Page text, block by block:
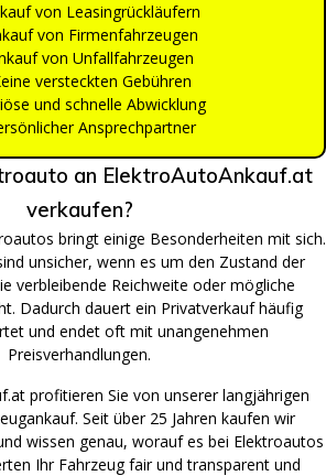
von Leasingrückläufern
von Firmenfahrzeugen
von Unfallfahrzeugen
versteckten Gebühren
und schnelle Abwicklung
Ansprechpartner
an ElektroAutoAnkauf.at
verkaufen?
bringt einige Besonderheiten mit sich.
unsicher, wenn es um den Zustand der
verbleibende Reichweite oder mögliche
Dadurch dauert ein Privatverkauf häufig
und endet oft mit unangenehmen
Preisverhandlungen.
profitieren Sie von unserer langjährigen
Seit über 25 Jahren kaufen wir
wissen genau, worauf es bei Elektroautos
Ihr Fahrzeug fair und transparent und